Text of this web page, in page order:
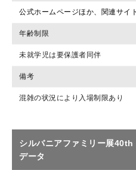
公式ホームページほか、関連サイ
年齢制限
未就学児は要保護者同伴
備考
混雑の状況により入場制限あり
シルバニアファミリー展40th
データ